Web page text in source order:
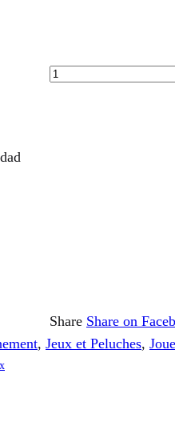
Share Share on
, Jeux et Peluches,